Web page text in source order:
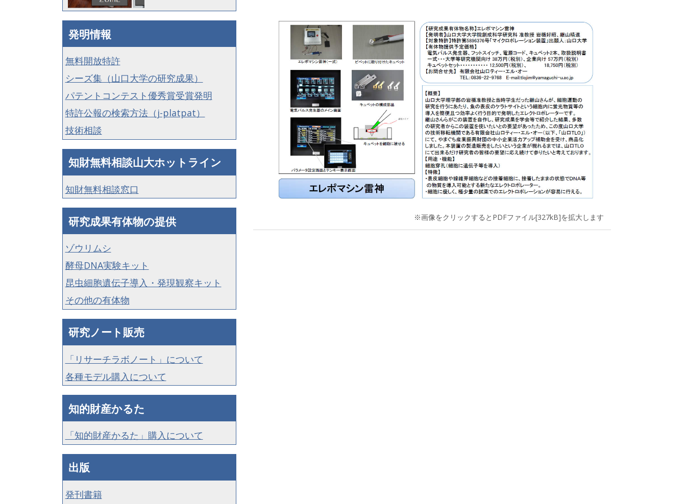
※画像をクリックするとPDFファイル[327kB]を拡大します
発明情報
無料開放特許
シーズ集（山口大学の研究成果）
パテントコンテスト優秀賞受賞発明
特許公報の検索方法（j-platpat）
技術相談
知財無料相談山大ホットライン
知財無料相談窓口
研究成果有体物の提供
ゾウリムシ
酵母DNA実験キット
昆虫細胞遺伝子導入・発現観察キット
その他の有体物
研究ノート販売
「リサーチラボノート」について
各種モデル購入について
知的財産かるた
「知的財産かるた」購入について
出版
発刊書籍